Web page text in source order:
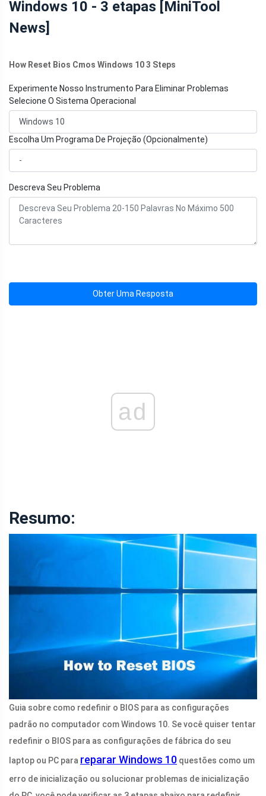
Windows 10 - 3 etapas [MiniTool
News]
How Reset Bios Cmos Windows 10 3 Steps
Experimente Nosso Instrumento Para Eliminar Problemas
Selecione O Sistema Operacional
Escolha Um Programa De Projeção (Opcionalmente)
Descreva Seu Problema
Obter Uma Resposta
ad
Resumo:
Guia sobre como redefinir o BIOS para as configurações
padrão no computador com Windows 10. Se você quiser tentar
redefinir o BIOS para as configurações de fábrica do seu
laptop ou PC para reparar Windows 10 questões como um
erro de inicialização ou solucionar problemas de inicialização